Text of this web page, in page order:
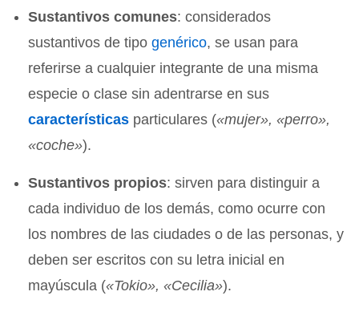
Sustantivos comunes: considerados
sustantivos de tipogenérico, se usan para
referirse a cualquier integrante de una misma
especie o clase sin adentrarse en sus
características particulares («mujer», «perro»,
«coche»).
Sustantivos propios: sirven para distinguir a
cada individuo de los demás, como ocurre con
los nombres de las ciudades o de las personas, y
deben ser escritos con su letra inicial en
mayúscula («Tokio», «Cecilia»).